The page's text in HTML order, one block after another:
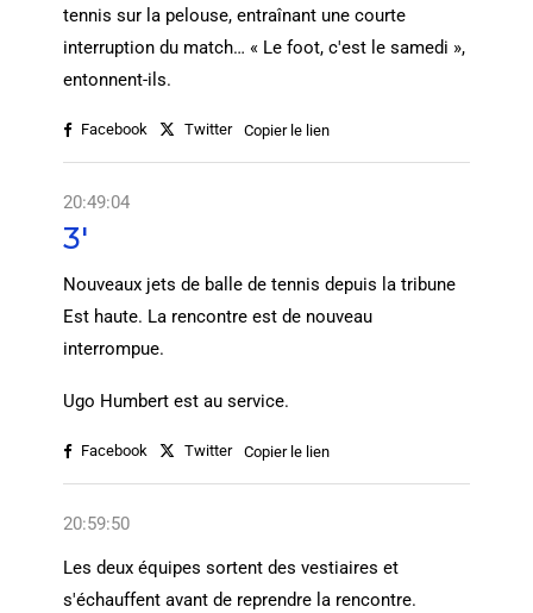
tennis sur la pelouse, entraînant une courte
interruption du match… « Le foot, c'est le samedi »,
entonnent-ils.
Facebook Twitter Copier le lien
20:49:04
3'
Nouveaux jets de balle de tennis depuis la tribune
Est haute. La rencontre est de nouveau
interrompue.
Ugo Humbert est au service.
Facebook Twitter Copier le lien
20:59:50
Les deux équipes sortent des vestiaires et
s'échauffent avant de reprendre la rencontre.